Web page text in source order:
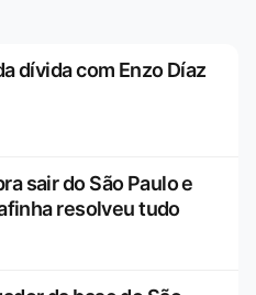
dívida com Enzo Díaz
sair do São Paulo e
resolveu tudo